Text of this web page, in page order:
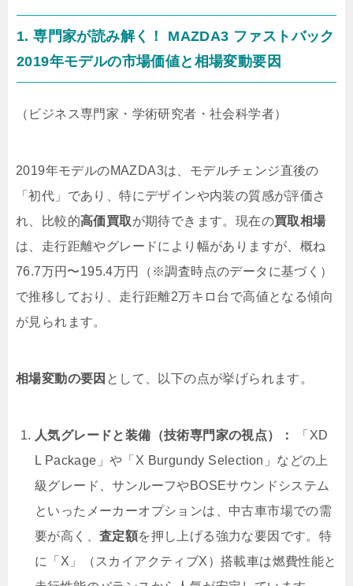
1. 専門家が読み解く！ MAZDA3 ファストバック
2019年モデルの市場価値と相場変動要因
（ビジネス専門家・学術研究者・社会科学者）
2019年モデルのMAZDA3は、モデルチェンジ直後の
「初代」であり、特にデザインや内装の質感が評価さ
れ、比較的高価買取が期待できます。現在の買取相場
は、走行距離やグレードにより幅がありますが、概ね
76.7万円〜195.4万円（※調査時点のデータに基づく）
で推移しており、走行距離2万キロ台で高値となる傾向
が見られます。
相場変動の要因 として、以下の点が挙げられます。
人気グレードと装備（技術専門家の視点）：
「XD
L Package」や「X Burgundy Selection」などの上
級グレード、サンルーフやBOSEサウンドシステム
といったメーカーオプションは、中古車市場での需
要が高く、 査定額を押し上げる強力な要因です。特
に「X」（スカイアクティブX）搭載車は燃費性能と